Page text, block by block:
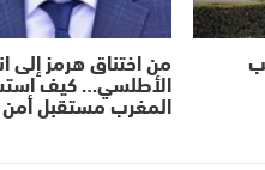
من اختناق هرمز إلى
الأطلسي… كيف
المغرب مستقبل